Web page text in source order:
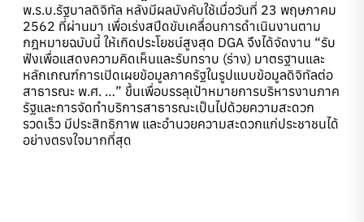
พ.ร.บ.รัฐบาลดิจิทัล หลังมีผลบังคับใช้เมื่อวันที่ 23 พฤษภาคม
2562 ที่ผ่านมา เพื่อเร่งสปีดขับเคลื่อนการดำเนินงานตาม
กฎหมายฉบับนี้ ให้เกิดประโยชน์สูงสุด DGA จึงได้จัดงาน “รับ
ฟังเพื่อแสดงความคิดเห็นและรับทราบ (ร่าง) มาตรฐานและ
หลักเกณฑ์การเปิดเผยข้อมูลภาครัฐในรูปแบบข้อมูลดิจิทัลต่อ
สาธารณะ พ.ศ. …” ขึ้นเพื่อบรรลุเป้าหมายการบริหารงานภาค
รัฐและการจัดทำบริการสาธารณะเป็นไปด้วยความสะดวก
รวดเร็ว มีประสิทธิภาพ และอำนวยความสะดวกแก่ประชาชนได้
อย่างตรงใจมากที่สุด